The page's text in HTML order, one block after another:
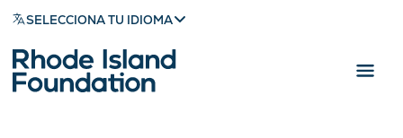
SELECCIONA TU IDIOMA